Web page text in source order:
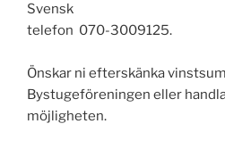
Svensk
telefon 070-3009125.
Önskar ni efterskänka
Bystugeföreningen eller
möjligheten.